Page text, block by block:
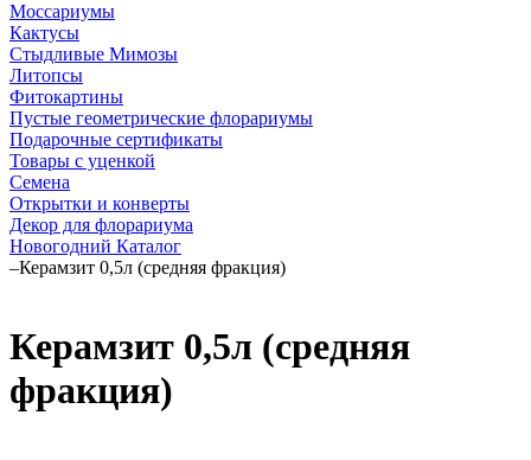
Моссариумы
Кактусы
Стыдливые Мимозы
Литопсы
Фитокартины
Пустые геометрические флорариумы
Подарочные сертификаты
Товары с уценкой
Семена
Открытки и конверты
Декор для флорариума
Новогодний Каталог
–Керамзит 0,5л (средняя фракция)
Керамзит 0,5л (средняя
фракция)